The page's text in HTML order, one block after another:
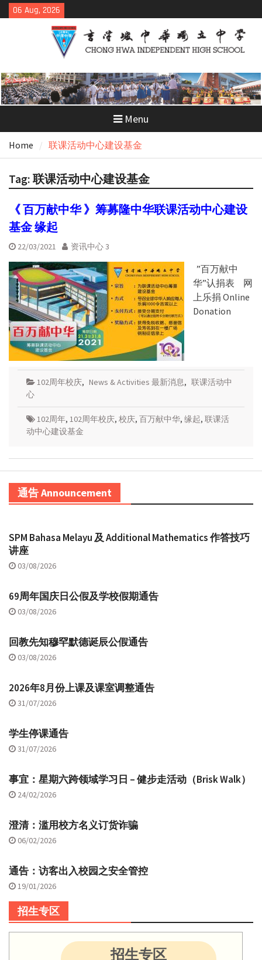
Skip
to
06 Aug, 2026
Menu
Home 联课活动中心建设基金
Tag: 联课活动中心建设基金
《 百万献中华 》筹募隆中华联课活动中心建设
基金 缘起
22/03/2021 资讯中心 3
”百万献中
华”认捐表 网
上乐捐 Online
Donation
102周年校庆, News & Activities 最新消息, 联课活动中
心
102周年, 102周年校庆, 校庆, 百万献中华, 缘起, 联课活
动中心建设基金
通告 Announcement
SPM Bahasa Melayu 及 Additional Mathematics 作答技巧
讲座
03/08/2026
69周年国庆日公假及学校假期通告
03/08/2026
回教先知穆罕默德诞辰公假通告
03/08/2026
2026年8月份上课及课室调整通告
31/07/2026
学生停课通告
31/07/2026
事宜：星期六跨领域学习日 – 健步走活动（Brisk Walk）
24/02/2026
澄清：滥用校方名义订货诈骗
06/02/2026
通告：访客出入校园之安全管控
19/01/2026
招生专区
招生专区